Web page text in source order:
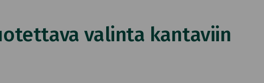
valinta kantaviin